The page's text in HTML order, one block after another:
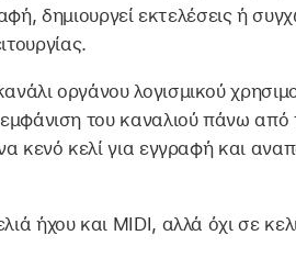
δημιουργεί εκτελέσεις ή
οργάνου λογισμικού
του καναλιού πάνω από
κενό κελί για εγγραφή και
ήχου και MIDI, αλλά όχι σε